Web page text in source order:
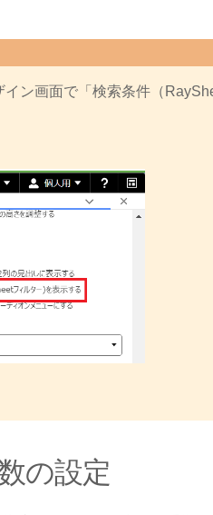
ン画面で「検索条件（
の設定